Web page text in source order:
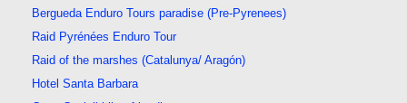
Bergueda Enduro Tours paradise (Pre-Pyrenees)
Raid Pyrénées Enduro Tour
Raid of the marshes (Catalunya/ Aragón)
Hotel Santa Barbara